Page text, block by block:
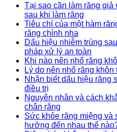
Tại sao cần làm răng
sau khi làm răng
Tiêu chí của một hàm
răng chỉnh nha
Dấu hiệu nhiễm trùng
pháp xử lý an toàn
Khi nào nên nhổ răng
Lý do nên nhổ răng
Nhận biết dấu hiệu răng
điều trị
Nguyên nhân và cách
chân răng
Sức khỏe răng miệng và
hưởng đến nhau thế